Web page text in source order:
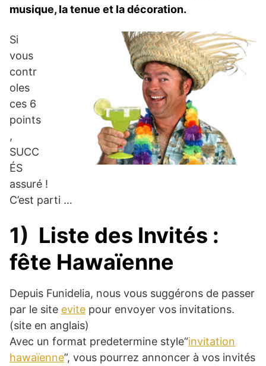
musique, la tenue et la décoration.
Si
vous
contr
oles
ces 6
points
,
SUCC
ÉS
assuré !
C’est parti …
1) Liste des Invités :
fête Hawaïenne
Depuis Funidelia, nous vous suggérons de passer
par le site evite pour envoyer vos invitations.
(site en anglais)
Avec un format predetermine style“invitation
hawaïenne”, vous pourrez annoncer à vos invités